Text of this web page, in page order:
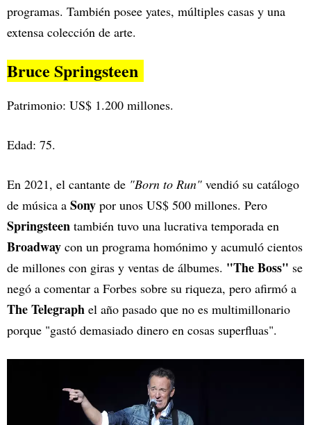
programas. También posee yates, múltiples casas y una
extensa colección de arte.
Bruce Springsteen
Patrimonio: US$ 1.200 millones.
Edad: 75.
En 2021, el cantante de "Born to Run" vendió su catálogo
de música a Sony por unos US$ 500 millones. Pero
Springsteen también tuvo una lucrativa temporada en
Broadway con un programa homónimo y acumuló cientos
de millones con giras y ventas de álbumes. "The Boss" se
negó a comentar a Forbes sobre su riqueza, pero afirmó a
The Telegraph el año pasado que no es multimillonario
porque "gastó demasiado dinero en cosas superfluas".